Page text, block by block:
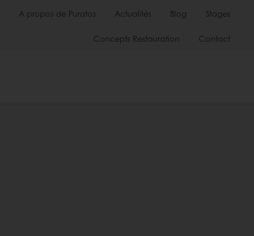
A propos de Puratos Actualités Blog Stages
Concepts Restauration Contact